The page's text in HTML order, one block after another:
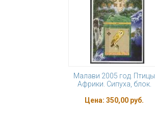
Малави 2005 год. Птицы
Африки. Сипуха, блок.
Цена: 350,00 руб.